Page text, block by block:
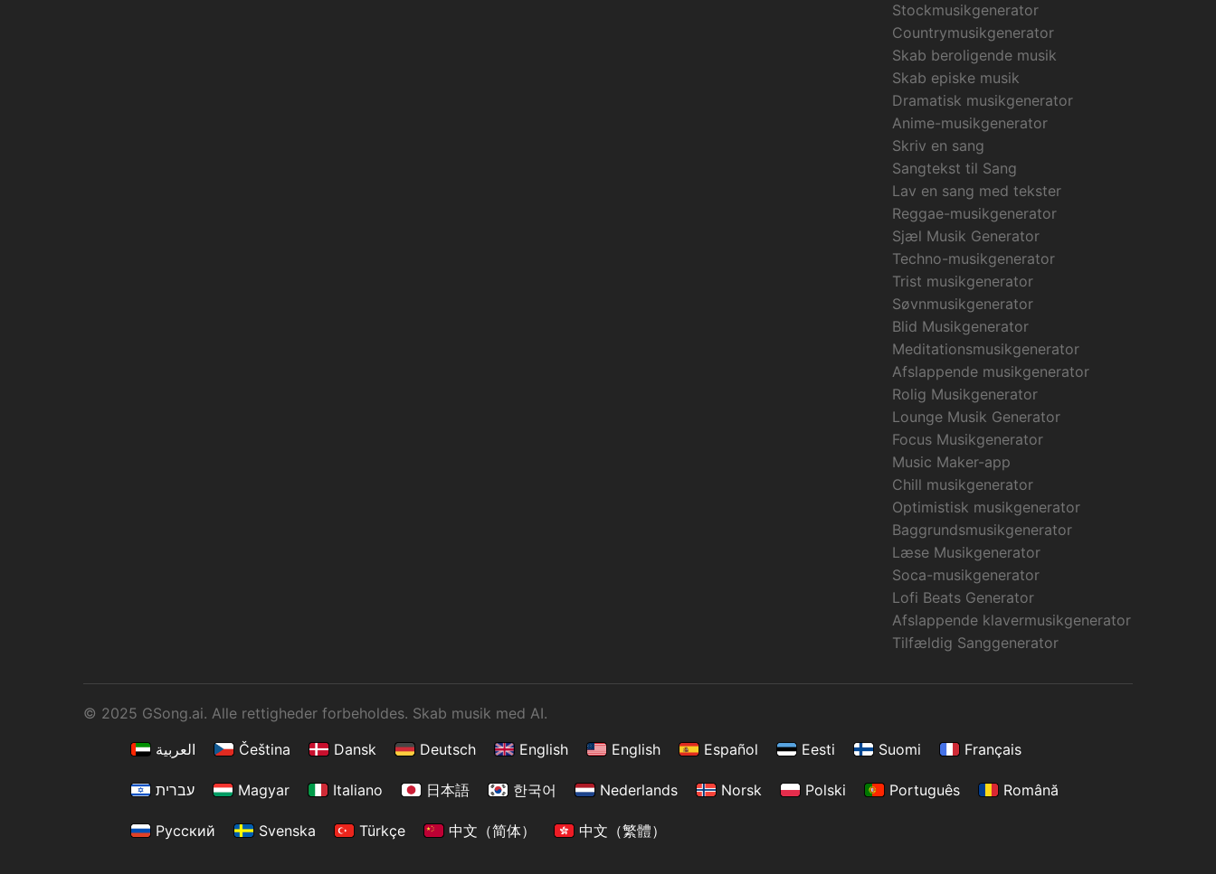
Stockmusikgenerator
Countrymusikgenerator
Skab beroligende musik
Skab episke musik
Dramatisk musikgenerator
Anime-musikgenerator
Skriv en sang
Sangtekst til Sang
Lav en sang med tekster
Reggae-musikgenerator
Sjæl Musik Generator
Techno-musikgenerator
Trist musikgenerator
Søvnmusikgenerator
Blid Musikgenerator
Meditationsmusikgenerator
Afslappende musikgenerator
Rolig Musikgenerator
Lounge Musik Generator
Focus Musikgenerator
Music Maker-app
Chill musikgenerator
Optimistisk musikgenerator
Baggrundsmusikgenerator
Læse Musikgenerator
Soca-musikgenerator
Lofi Beats Generator
Afslappende klavermusikgenerator
Tilfældig Sanggenerator
© 2025 GSong.ai. Alle rettigheder forbeholdes. Skab musik med AI.
العربية
Čeština Dansk Deutsch English English Español Eesti Suomi Français
עברית Magyar Italiano 日本語 한국어 Nederlands Norsk Polski Português Română
Русский Svenska Türkçe 中文（简体） 中文（繁體）